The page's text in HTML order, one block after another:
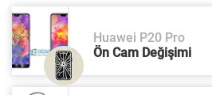
Huawei P20 Pro
Ön Cam Değişimi